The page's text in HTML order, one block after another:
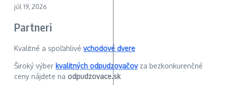
júl 19, 2026
Partneri
Kvalitné a spoľahlivé vchodové dvere
Široký výber kvalitných odpudzovačovza bezkonkurenčné
ceny nájdete na odpudzovace.sk